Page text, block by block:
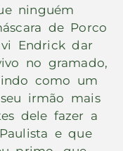
ninguém
de Porco
Endrick dar
no gramado,
como um
irmão mais
dele fazer a
e que